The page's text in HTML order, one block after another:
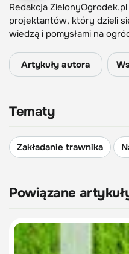
Redakcja
projektantów, który dzieli
wiedzą i pomysłami na
Artykuły autora
Tematy
Zakładanie trawnika
Powiązane